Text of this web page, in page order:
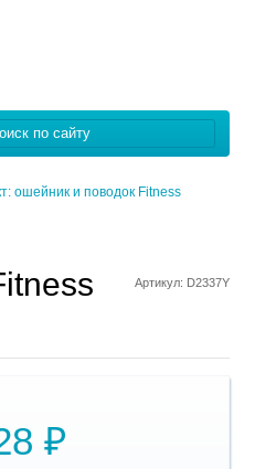
ошейник и поводок Fitness
Артикул: D2337Y
₽